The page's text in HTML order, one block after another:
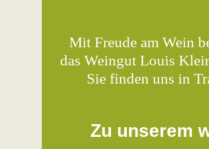
Mit Freude am Wein
das Weingut Louis
Sie finden uns in
Zu unserem